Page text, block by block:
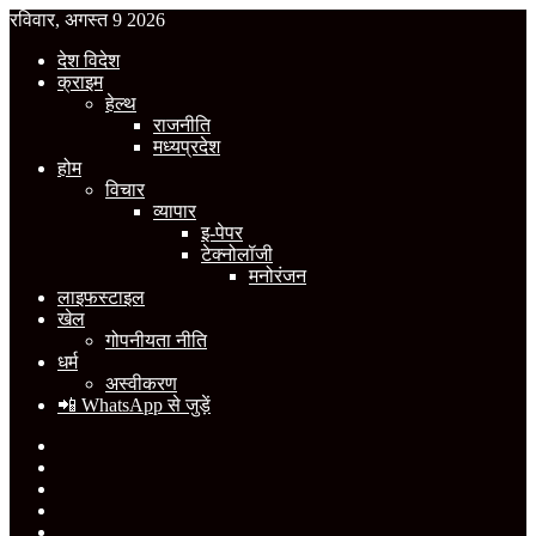
रविवार, अगस्त 9 2026
देश विदेश
क्राइम
हेल्थ
राजनीति
मध्यप्रदेश
होम
विचार
व्यापार
इ-पेपर
टेक्नोलॉजी
मनोरंजन
लाइफस्टाइल
खेल
गोपनीयता नीति
धर्म
अस्वीकरण
📲 WhatsApp से जुड़ें